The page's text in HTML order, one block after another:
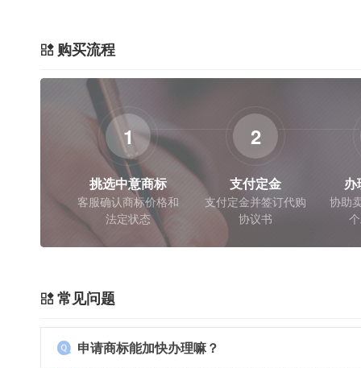
购买流程
1
挑选中意商标
客服确认商标价格和
法定状态
2
支付定金
支付定金并签订代购
协议书
办
协助
常见问题
申请商标能加快办理嘛？